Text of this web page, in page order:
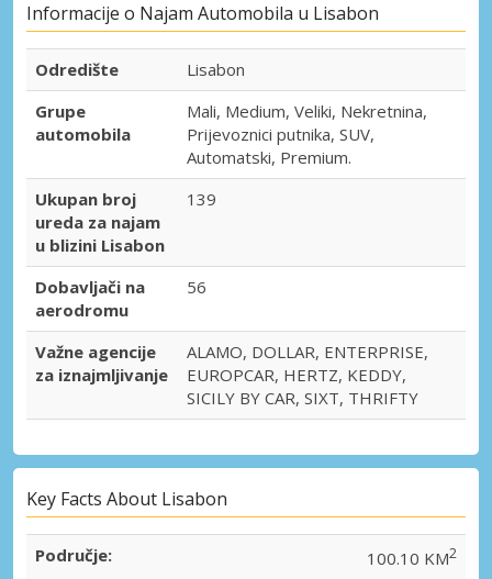
Informacije o Najam Automobila u Lisabon
Odredište
Lisabon
Grupe
automobila
Mali, Medium, Veliki, Nekretnina,
Prijevoznici putnika, SUV,
Automatski, Premium.
Ukupan broj
ureda za najam
u blizini Lisabon
139
Dobavljači na
aerodromu
56
Važne agencije
za iznajmljivanje
ALAMO, DOLLAR, ENTERPRISE,
EUROPCAR, HERTZ, KEDDY,
SICILY BY CAR, SIXT, THRIFTY
Key Facts About Lisabon
Područje: 100.10 KM2